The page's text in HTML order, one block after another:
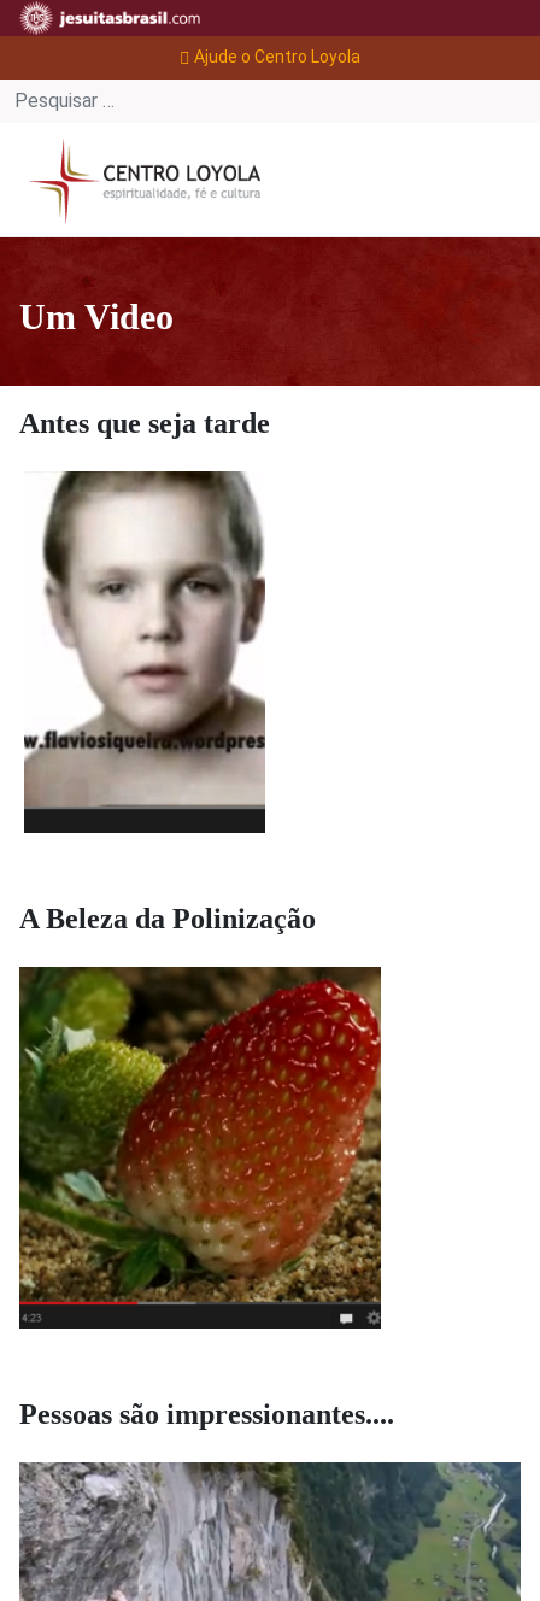
Ajude o Centro Loyola
Um Video
Antes que seja tarde
A Beleza da Polinização
Pessoas são impressionantes....